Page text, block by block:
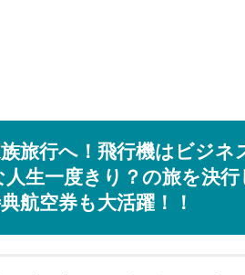
旅行へ！飛行機はビジネ
生一度きり？の旅を決行
航空券も大活躍！！